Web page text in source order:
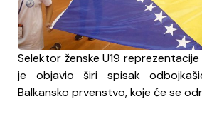
Selektor ženske U19 reprezentacije
je objavio širi spisak
Balkansko prvenstvo, koje će se